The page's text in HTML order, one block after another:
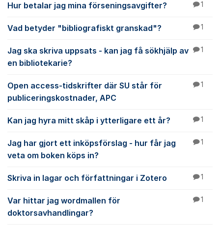
Hur betalar jag mina förseningsavgifter? 1
Vad betyder "bibliografiskt granskad"? 1
Jag ska skriva uppsats - kan jag få sökhjälp av
en bibliotekarie?
1
Open access-tidskrifter där SU står för
publiceringskostnader, APC
1
Kan jag hyra mitt skåp i ytterligare ett år? 1
Jag har gjort ett inköpsförslag - hur får jag
veta om boken köps in?
1
Skriva in lagar och författningar i Zotero 1
Var hittar jag wordmallen för
doktorsavhandlingar?
1